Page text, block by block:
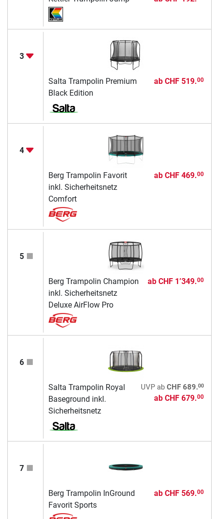
3
Salta Trampolin Premium
Black Edition
ab CHF 519.00
4
Berg Trampolin Favorit
inkl. Sicherheitsnetz
Comfort
ab CHF 469.00
5
Berg Trampolin Champion
inkl. Sicherheitsnetz
Deluxe AirFlow Pro
ab CHF 1’349.00
6
Salta Trampolin Royal
Baseground inkl.
Sicherheitsnetz
UVPab CHF 689.00
ab CHF 679.00
7
Berg Trampolin InGround
Favorit Sports
ab CHF 569.00